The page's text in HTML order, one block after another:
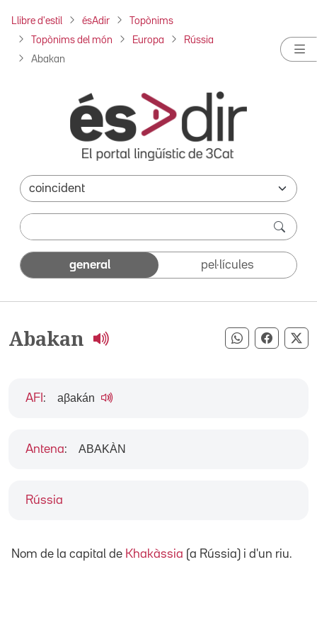
Llibre d'estil ésAdir Topònims
Topònims del món Europa Rússia
Abakan
general pel·lícules
Abakan Compartir
Rússia
AFI : aβakán
Antena: ABAKÀN
Nom de la capital de Khakàssia (a Rússia) i d'un riu.